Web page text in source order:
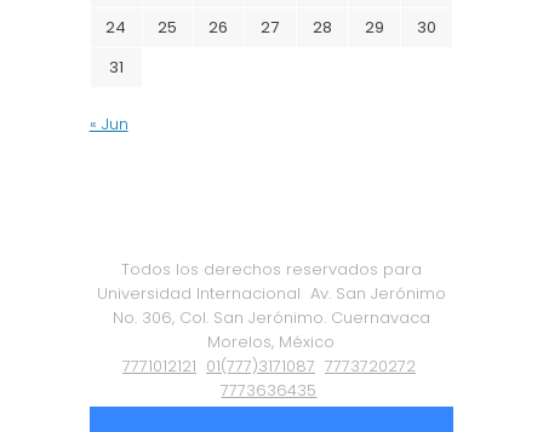
24
25 26 27 28 29
30
31
« Jun
Todos los derechos reservados para
Universidad Internacional Av. San Jerónimo
No. 306, Col. San Jerónimo. Cuernavaca
Morelos, México
7771012121 01(777)3171087 7773720272
7773636435
Política de Privacidad|Certificación ISO